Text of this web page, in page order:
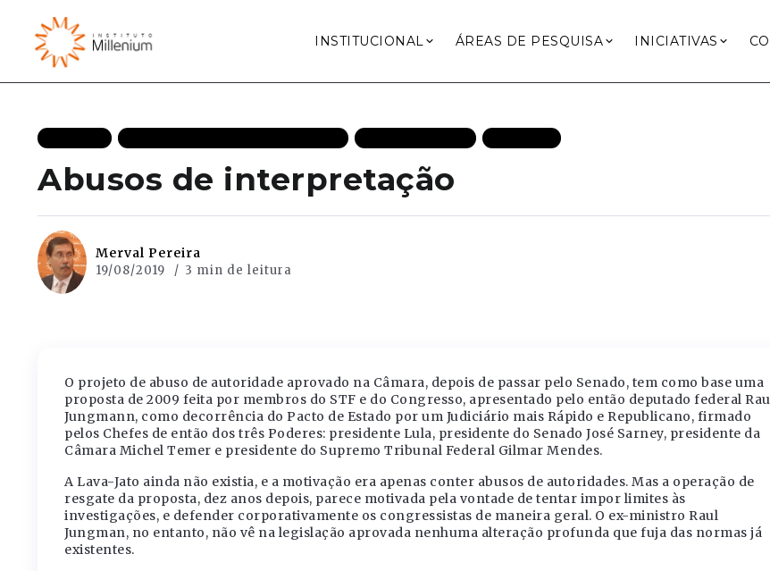
INSTITUCIONAL ÁREAS DE PESQUISA INICIATIVAS
Abusos de interpretação
Merval Pereira
19/08/2019 3 min de leitura
O projeto de abuso de autoridade aprovado na Câmara, depois de passar pelo Senado, tem como base uma
proposta de 2009 feita por membros do STF e do Congresso, apresentado pelo então deputado federal
Jungmann, como decorrência do Pacto de Estado por um Judiciário mais Rápido e Republicano, firmado
pelos Chefes de então dos três Poderes: presidente Lula, presidente do Senado José Sarney, presidente da
Câmara Michel Temer e presidente do Supremo Tribunal Federal Gilmar Mendes.
A Lava-Jato ainda não existia, e a motivação era apenas conter abusos de autoridades. Mas a operação de
resgate da proposta, dez anos depois, parece motivada pela vontade de tentar impor limites às
investigações, e defender corporativamente os congressistas de maneira geral. O ex-ministro Raul
Jungman, no entanto, não vê na legislação aprovada nenhuma alteração profunda que fuja das normas já
existentes.